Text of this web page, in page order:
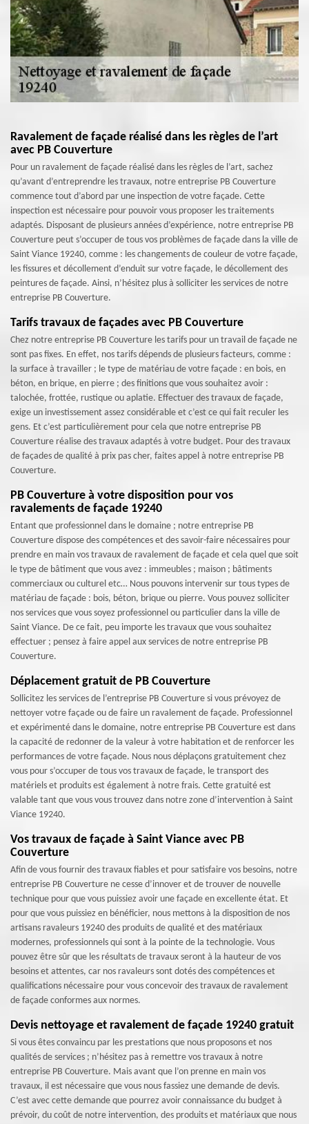
Ravalement de façade réalisé dans les règles de l’art
avec PB Couverture
Pour un ravalement de façade réalisé dans les règles de l’art, sachez
qu’avant d’entreprendre les travaux, notre entreprise PB Couverture
commence tout d’abord par une inspection de votre façade. Cette
inspection est nécessaire pour pouvoir vous proposer les traitements
adaptés. Disposant de plusieurs années d’expérience, notre entreprise PB
Couverture peut s’occuper de tous vos problèmes de façade dans la ville de
Saint Viance 19240, comme : les changements de couleur de votre façade,
les fissures et décollement d’enduit sur votre façade, le décollement des
peintures de façade. Ainsi, n’hésitez plus à solliciter les services de notre
entreprise PB Couverture.
Tarifs travaux de façades avec PB Couverture
Chez notre entreprise PB Couverture les tarifs pour un travail de façade ne
sont pas fixes. En effet, nos tarifs dépends de plusieurs facteurs, comme :
la surface à travailler ; le type de matériau de votre façade : en bois, en
béton, en brique, en pierre ; des finitions que vous souhaitez avoir :
talochée, frottée, rustique ou aplatie. Effectuer des travaux de façade,
exige un investissement assez considérable et c’est ce qui fait reculer les
gens. Et c’est particulièrement pour cela que notre entreprise PB
Couverture réalise des travaux adaptés à votre budget. Pour des travaux
de façades de qualité à prix pas cher, faites appel à notre entreprise PB
Couverture.
PB Couverture à votre disposition pour vos
ravalements de façade 19240
Entant que professionnel dans le domaine ; notre entreprise PB
Couverture dispose des compétences et des savoir-faire nécessaires pour
prendre en main vos travaux de ravalement de façade et cela quel que soit
le type de bâtiment que vous avez : immeubles ; maison ; bâtiments
commerciaux ou culturel etc… Nous pouvons intervenir sur tous types de
matériau de façade : bois, béton, brique ou pierre. Vous pouvez solliciter
nos services que vous soyez professionnel ou particulier dans la ville de
Saint Viance. De ce fait, peu importe les travaux que vous souhaitez
effectuer ; pensez à faire appel aux services de notre entreprise PB
Couverture.
Déplacement gratuit de PB Couverture
Sollicitez les services de l’entreprise PB Couverture si vous prévoyez de
nettoyer votre façade ou de faire un ravalement de façade. Professionnel
et expérimenté dans le domaine, notre entreprise PB Couverture est dans
la capacité de redonner de la valeur à votre habitation et de renforcer les
performances de votre façade. Nous nous déplaçons gratuitement chez
vous pour s’occuper de tous vos travaux de façade, le transport des
matériels et produits est également à notre frais. Cette gratuité est
valable tant que vous vous trouvez dans notre zone d’intervention à Saint
Viance 19240.
Vos travaux de façade à Saint Viance avec PB
Couverture
Afin de vous fournir des travaux fiables et pour satisfaire vos besoins, notre
entreprise PB Couverture ne cesse d’innover et de trouver de nouvelle
technique pour que vous puissiez avoir une façade en excellente état. Et
pour que vous puissiez en bénéficier, nous mettons à la disposition de nos
artisans ravaleurs 19240 des produits de qualité et des matériaux
modernes, professionnels qui sont à la pointe de la technologie. Vous
pouvez être sûr que les résultats de travaux seront à la hauteur de vos
besoins et attentes, car nos ravaleurs sont dotés des compétences et
qualifications nécessaire pour vous concevoir des travaux de ravalement
de façade conformes aux normes.
Devis nettoyage et ravalement de façade 19240 gratuit
Si vous êtes convaincu par les prestations que nous proposons et nos
qualités de services ; n’hésitez pas à remettre vos travaux à notre
entreprise PB Couverture. Mais avant que l’on prenne en main vos
travaux, il est nécessaire que vous nous fassiez une demande de devis.
C’est avec cette demande que pourrez avoir connaissance du budget à
prévoir, du coût de notre intervention, des produits et matériaux que nous